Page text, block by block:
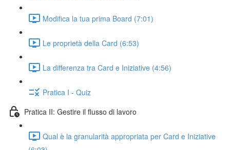
Modifica la tua prima Board (7:01)
Le proprietà della Card (6:53)
La differenza tra Card e Iniziative (4:56)
Pratica I - Quiz
Pratica II: Gestire il flusso di lavoro
Qual è la granularità appropriata per Card e Iniziative